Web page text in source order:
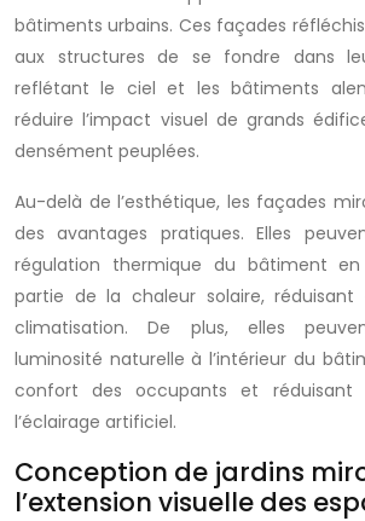
bâtiments urbains. Ces façades
aux structures de se fondre dans
reflétant le ciel et les bâtiments
réduire l’impact visuel de grands
densément peuplées.
Au-delà de l’esthétique, les façades
des avantages pratiques. Elles
régulation thermique du bâtiment
partie de la chaleur solaire,
climatisation. De plus, elles
luminosité naturelle à l’intérieur du
confort des occupants et réduisant
l’éclairage artificiel.
Conception de jardins
l’extension visuelle des